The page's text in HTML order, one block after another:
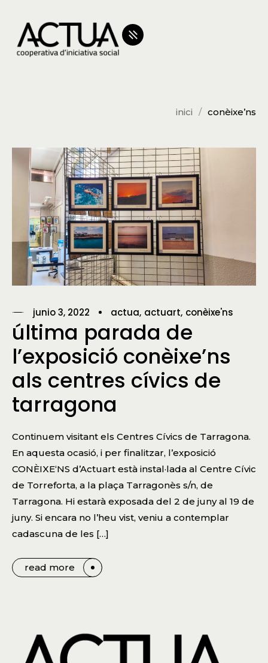
inici conèixe’ns
junio 3, 2022 actua actuart conèixe'ns
última parada de
l’exposició conèixe’ns
als centres cívics de
tarragona
Continuem visitant els Centres Cívics de Tarragona.
En aquesta ocasió, i per finalitzar, l’exposició
CONÈIXE‘NS d’Actuart està instal·lada al Centre Cívic
de Torreforta, a la plaça Tarragonès s/n, de
Tarragona. Hi estarà exposada del 2 de juny al 19 de
juny. Si encara no l’heu vist, veniu a contemplar
cadascuna de les […]
read more